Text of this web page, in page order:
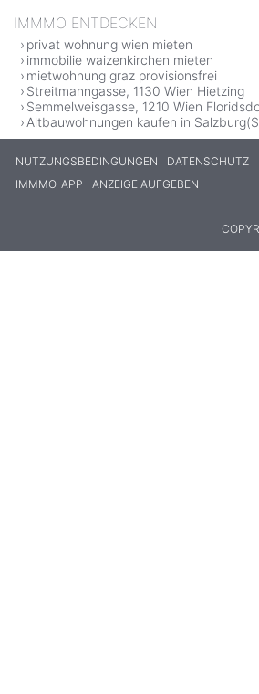
IMMMO ENTDECKEN
privat wohnung wien mieten
immobilie waizenkirchen mieten
mietwohnung graz provisionsfrei
Streitmanngasse, 1130 Wien Hietzing
Semmelweisgasse, 1210 Wien
Altbauwohnungen kaufen in
NUTZUNGSBEDINGUNGEN DATENSCHUTZ
IMMMO-APP
ANZEIGE AUFGEBEN